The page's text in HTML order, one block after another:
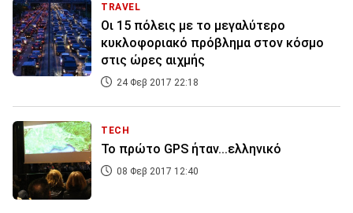
TRAVEL
Οι 15 πόλεις με το μεγαλύτερο
κυκλοφοριακό πρόβλημα στον κόσμο
στις ώρες αιχμής
24 Φεβ 2017 22:18
TECH
Το πρώτο GPS ήταν...ελληνικό
08 Φεβ 2017 12:40